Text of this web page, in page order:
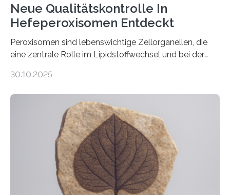
Neue Qualitätskontrolle In
Hefeperoxisomen Entdeckt
Peroxisomen sind lebenswichtige Zellorganellen, die
eine zentrale Rolle im Lipidstoffwechsel und bei der
erfüllen können, müssen zahlreiche Enzyme präzise in
der Ruhr-Universität Bochum um Prof. Dr. Ralf Erdmann
und Dr. Ismaila Francis Yusuf hat nun einen bislang
unbekannten Qualitätskontrollmechanismus des
peroxisomalen Proteintransports in der Bäckerhefe
Saccharomyces cerevisiae entdeckt, der für die
Funktionsfähigkeit der Organellen entscheidend ist. Die
Studie wurde am 28. Oktober 2025 in der
Fachzeitschrift…
30.10.2025